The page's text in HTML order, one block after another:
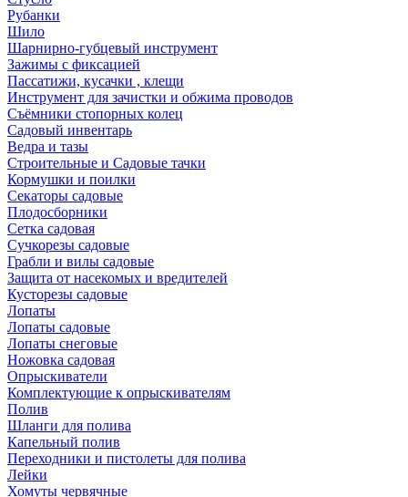
Рубанки
Шило
Шарнирно-губцевый инструмент
Зажимы с фиксацией
Пассатижи, кусачки , клещи
Инструмент для зачистки и обжима проводов
Съёмники стопорных колец
Садовый инвентарь
Ведра и тазы
Строительные и Садовые тачки
Кормушки и поилки
Секаторы садовые
Плодосборники
Сетка садовая
Сучкорезы садовые
Грабли и вилы садовые
Защита от насекомых и вредителей
Кусторезы садовые
Лопаты
Лопаты садовые
Лопаты снеговые
Ножовка садовая
Опрыскиватели
Комплектующие к опрыскивателям
Полив
Шланги для полива
Капельный полив
Переходники и пистолеты для полива
Лейки
Хомуты червячные